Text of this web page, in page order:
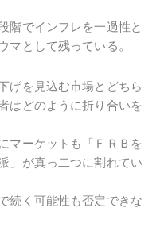
階でインフレを一過性と
マとして残っている。
げを見込む市場とどちら
はどのように折り合いを
マーケットも「ＦＲＢを
」が真っ二つに割れてい
続く可能性も否定できな